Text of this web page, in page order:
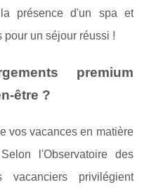
présence d'un spa et
un séjour réussi !
premium
être ?
vos vacances en matière
l'Observatoire des
privilégient